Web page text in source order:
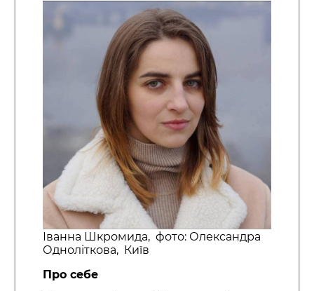
Іванна Шкромида, фото: Олександра
Одноліткова, Київ
Про себе